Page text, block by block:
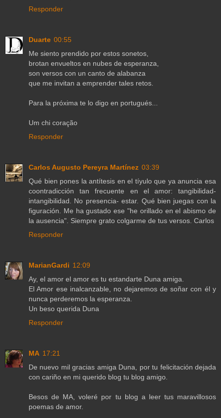
Responder
Duarte 00:55
Me siento prendido por estos sonetos,
brotan envueltos en nubes de esperanza,
son versos con un canto de alabanza
que me invitan a emprender tales retos.
Para la próxima te lo digo en portugués...
Um chi coração
Responder
Carlos Augusto Pereyra Martínez 03:39
Qué bien pones la antítesis en el tíyulo que ya anuncia esa
coontradicción tan frecuente en el amor: tangibilidad-
intangibilidad. No presencia- estar. Qué bien juegas con la
figuración. Me ha gustado ese "he orillado en el abismo de
la ausencia". Siempre grato colgarme de tus versos. Carlos
Responder
MarianGardi 12:09
Ay, el amor el amor es tu estandarte Duna amiga.
El Amor ese inalcanzable, no dejaremos de soñar con él y
nunca perderemos la esperanza.
Un beso querida Duna
Responder
MA 17:21
De nuevo mil gracias amiga Duna, por tu felicitación dejada
con cariño en mi querido blog tu blog amigo.
Besos de MA, voleré por tu blog a leer tus maravillosos
poemas de amor.